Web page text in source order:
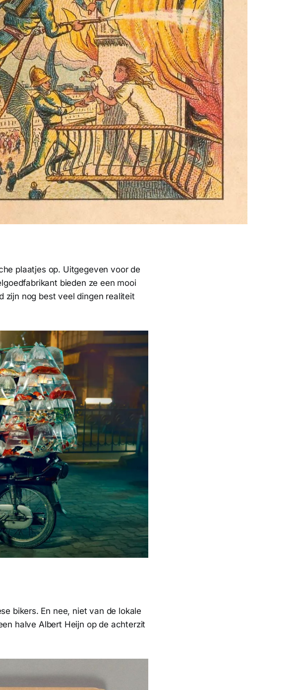
plaatjes op. Uitgegeven voor de
bieden ze een mooi
zijn nog best veel dingen realiteit
bikers. En nee, niet van de lokale
halve Albert Heijn op de achterzit